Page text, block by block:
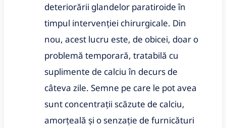
deteriorării glandelor paratiroide în
timpul intervenției chirurgicale. Din
nou, acest lucru este, de obicei, doar o
problemă temporară, tratabilă cu
suplimente de calciu în decurs de
câteva zile. Semne pe care le pot avea
sunt concentrații scăzute de calciu,
amorțeală și o senzație de furnicături